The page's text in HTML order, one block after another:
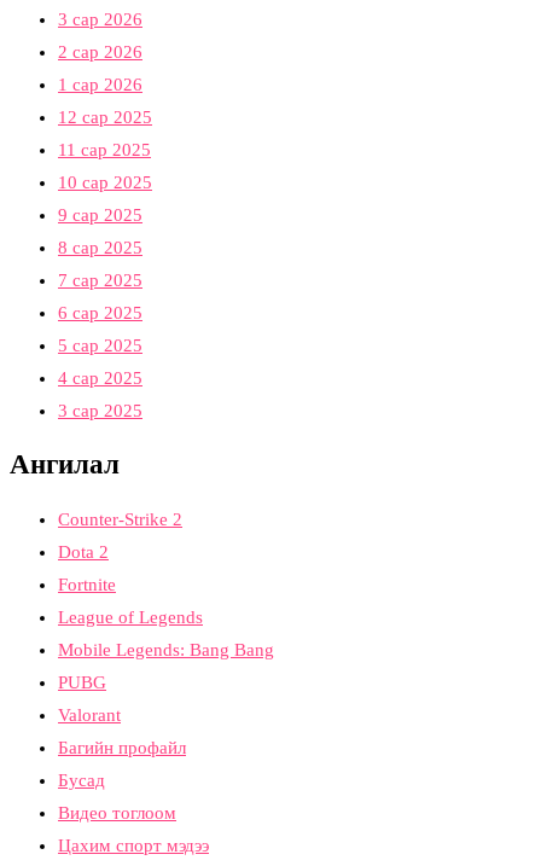
3 сар 2026
2 сар 2026
1 сар 2026
12 сар 2025
11 сар 2025
10 сар 2025
9 сар 2025
8 сар 2025
7 сар 2025
6 сар 2025
5 сар 2025
4 сар 2025
3 сар 2025
Ангилал
Counter-Strike 2
Dota 2
Fortnite
League of Legends
Mobile Legends: Bang Bang
PUBG
Valorant
Багийн профайл
Бусад
Видео тоглоом
Цахим спорт мэдээ